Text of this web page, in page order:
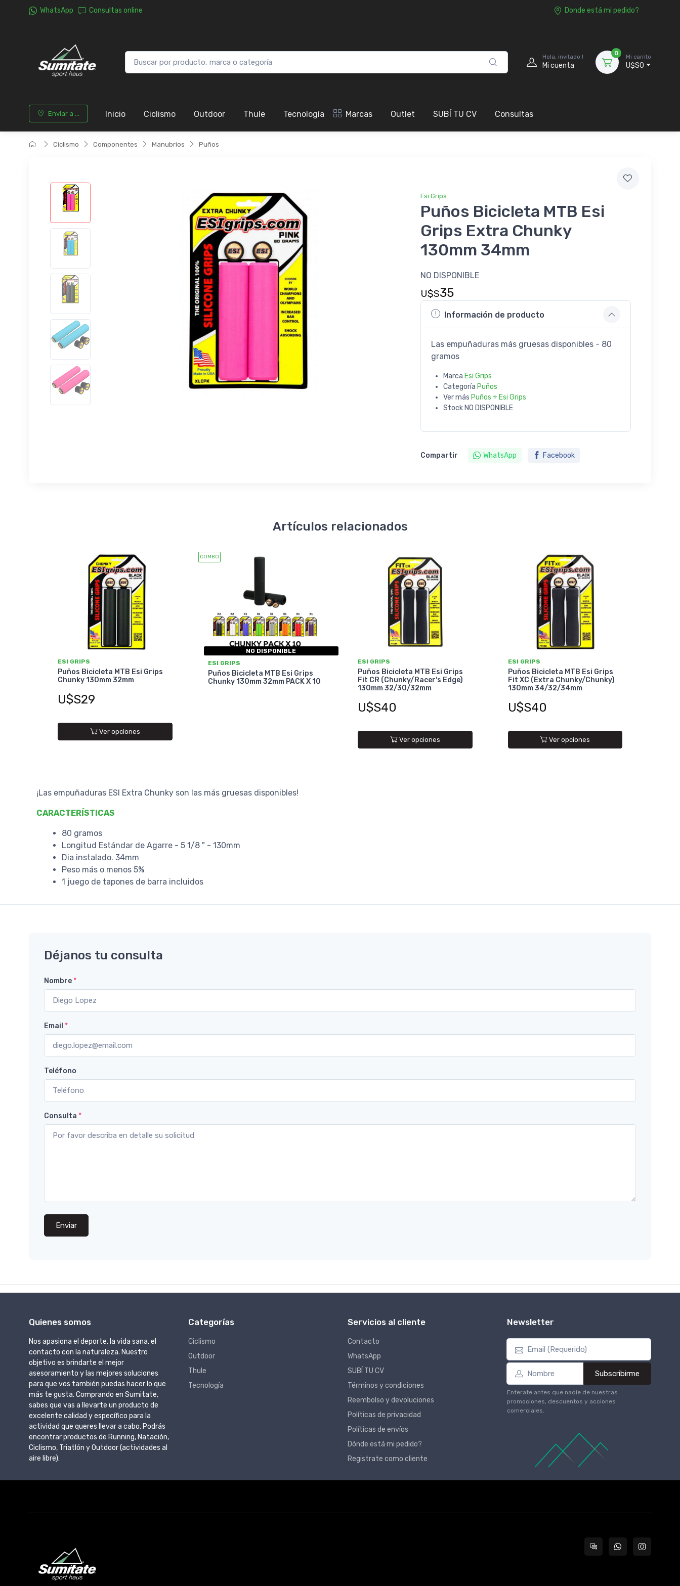
WhatsApp Consultas online Donde está mi pedido?
Hola, invitado !
Mi cuenta
0
Mi carrito
U$S0
Enviar a ... Inicio Ciclismo Outdoor Thule Tecnología Marcas Outlet SUBÍ TU CV Consultas
Ciclismo Componentes Manubrios Puños
Esi Grips
Puños Bicicleta MTB Esi
Grips Extra Chunky
130mm 34mm
NO DISPONIBLE
U$S35
Información de producto
Las empuñaduras más gruesas disponibles - 80
gramos
Marca Esi Grips
Categoría Puños
Ver más Puños + Esi Grips
Stock NO DISPONIBLE
Compartir WhatsApp Facebook
Artículos relacionados
ESI GRIPS
Puños Bicicleta MTB Esi Grips
Chunky 130mm 32mm
U$S29
Ver opciones
COMBO
NO DISPONIBLE
ESI GRIPS
Puños Bicicleta MTB Esi Grips
Chunky 130mm 32mm PACK X 10
ESI GRIPS
Puños Bicicleta MTB Esi Grips
Fit CR (Chunky/Racer's Edge)
130mm 32/30/32mm
U$S40
Ver opciones
ESI GRIPS
Puños Bicicleta MTB Esi Grips
Fit XC (Extra Chunky/Chunky)
130mm 34/32/34mm
U$S40
Ver opciones
¡Las empuñaduras ESI Extra Chunky son las más gruesas disponibles!
CARACTERÍSTICAS
80 gramos
Longitud Estándar de Agarre - 5 1/8 " - 130mm
Dia instalado. 34mm
Peso más o menos 5%
1 juego de tapones de barra incluidos
Déjanos tu consulta
Nombre*
Email *
Teléfono
Consulta *
Enviar
Quienes somos
Nos apasiona el deporte, la vida sana, el
contacto con la naturaleza. Nuestro
objetivo es brindarte el mejor
asesoramiento y las mejores soluciones
para que vos también puedas hacer lo que
más te gusta. Comprando en Sumitate,
sabes que vas a llevarte un producto de
excelente calidad y específico para la
actividad que queres llevar a cabo. Podrás
encontrar productos de Running, Natación,
Ciclismo, Triatlón y Outdoor (actividades al
aire libre).
Categorías
Ciclismo
Outdoor
Thule
Tecnología
Servicios al cliente
Contacto
WhatsApp
SUBÍ TU CV
Términos y condiciones
Reembolso y devoluciones
Políticas de privacidad
Políticas de envíos
Dónde está mi pedido?
Registrate como cliente
Newsletter
Subscribirme
Enterate antes que nadie de nuestras
promociones, descuentos y acciones
comerciales.